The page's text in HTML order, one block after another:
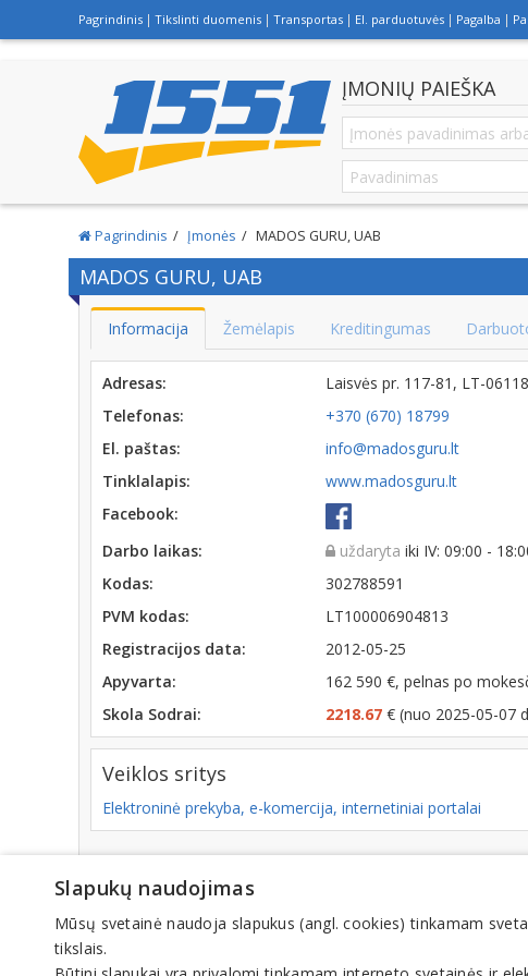
Pagrindinis Tikslinti duomenis Transportas El. parduotuvės Pagalba
ĮMONIŲ PAIEŠKA
Pagrindinis Įmonės MADOS GURU, UAB
MADOS GURU, UAB
Informacija Žemėlapis Kreditingumas
Adresas:
Laisvės pr. 117-81, LT-
Telefonas:
+370 (670) 18799
El. paštas:
info@madosguru.lt
Tinklalapis:
www.madosguru.lt
Facebook:
Darbo laikas:
uždaryta iki IV: 09:00 -
Kodas:
302788591
PVM kodas:
LT100006904813
Registracijos data:
2012-05-25
Apyvarta:
162 590 €, pelnas po
Skola Sodrai:
2218.67 € (nuo 2025-05-07
Veiklos sritys
Elektroninė prekyba, e-komercija, internetiniai portalai
Slapukų naudojimas
Mūsų svetainė naudoja slapukus (angl. cookies) tinkamam
tikslais.